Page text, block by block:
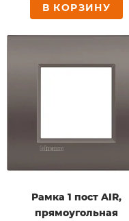
В КОРЗИНУ
Рамка 1 пост AIR,
прямоугольная